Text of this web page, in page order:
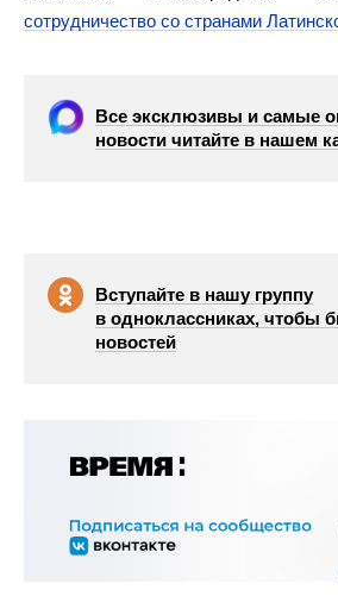
сотрудничество со странами
Все эксклюзивы и самые
новости читайте в нашем
Вступайте в нашу группу
в одноклассниках, чтобы
новостей